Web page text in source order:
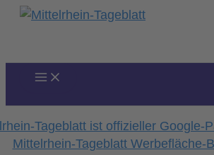
Zum